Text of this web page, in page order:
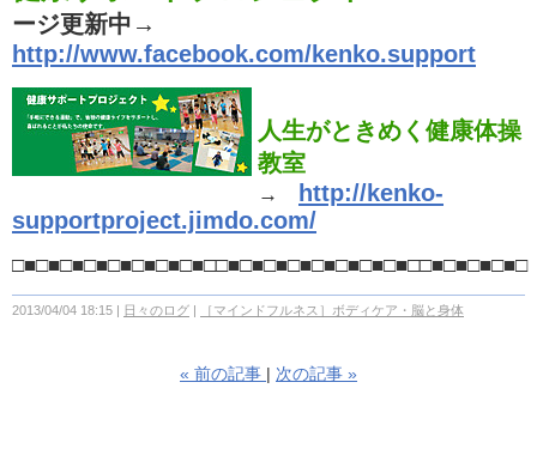
ージ更新中→
http://www.facebook.com/kenko.support
人生がときめく健康体操
教室
→ http://kenko-
supportproject.jimdo.com/
□■□■□■□■□■□■□■□■□□■□■□■□■□■□■□■□■□□■□■□■□■□
2013/04/04 18:15 日々のログ ［マインドフルネス］ボディケア・脳と身体
« 前の記事 次の記事 »